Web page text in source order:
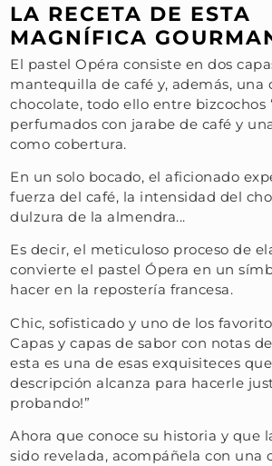
LA RECETA DE ESTA
MAGNÍFICA
El pastel Opéra consiste en dos
mantequilla de café y, además, una
chocolate, todo ello entre bizcochos
perfumados con jarabe de café y
como cobertura.
En un solo bocado, el aficionado
fuerza del café, la intensidad del
dulzura de la almendra...
Es decir, el meticuloso proceso de
convierte el pastel Ópera en un
hacer en la repostería francesa.
Chic, sofisticado y uno de los
Capas y capas de sabor con notas
esta es una de esas exquisiteces
descripción alcanza para hacerle
probando!”
Ahora que conoce su historia y que
sido revelada, acompáñela con una